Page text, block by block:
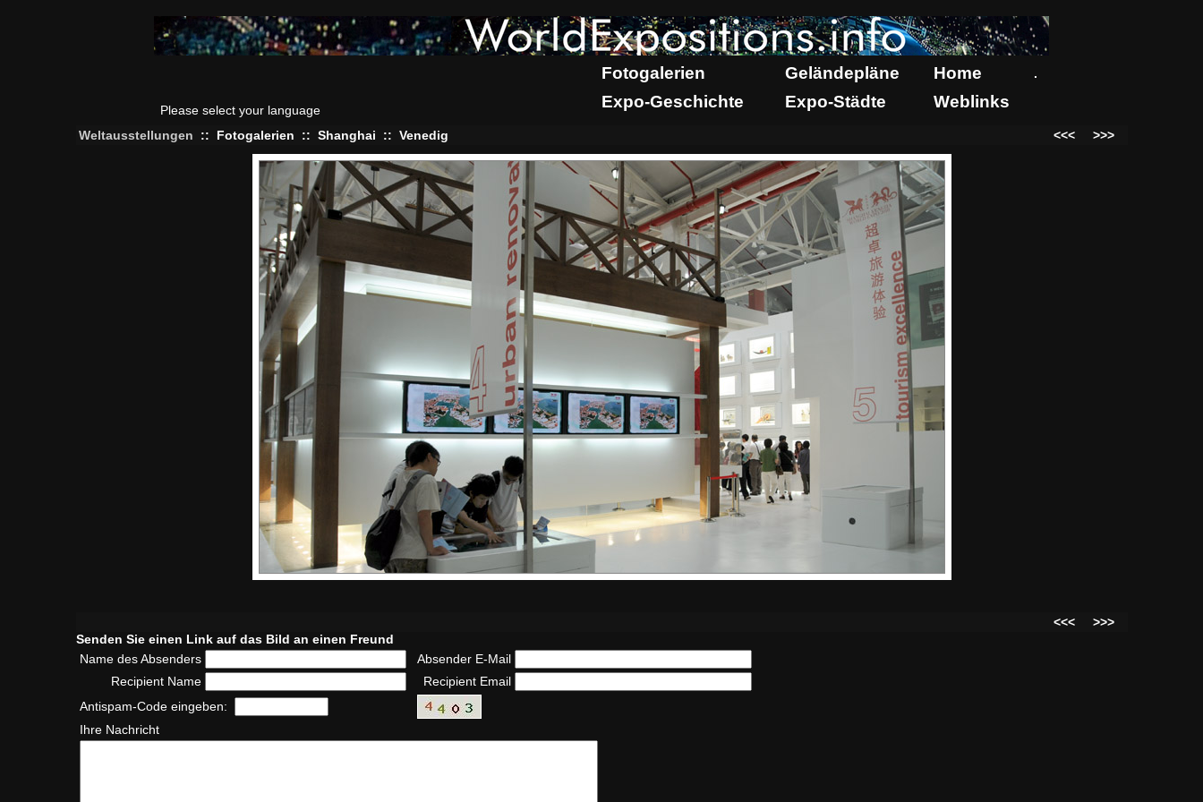
Please select your language
Fotogalerien Geländepläne Home .
Expo-Geschichte Expo-Städte Weblinks
Weltausstellungen :: Fotogalerien :: Shanghai :: Venedig <<< >>>
<<<
>>>
Senden Sie einen Link auf das Bild an einen Freund
Name des Absenders
Absender E-Mail
Recipient Name
Recipient Email
Antispam-Code eingeben:
Ihre Nachricht